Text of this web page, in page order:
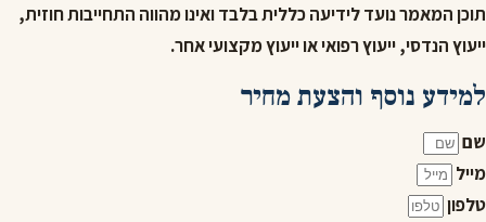
תוכן המאמר נועד לידיעה כללית בלבד ואינו מהווה התחייבות חוזית,
ייעוץ הנדסי, ייעוץ רפואי או ייעוץ מקצועי אחר.
למידע נוסף והצעת מחיר
שם
מייל
טלפון